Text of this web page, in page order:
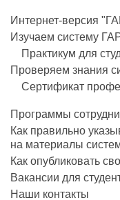
Интернет-версия
Изучаем систему
Практикум для
Проверяем знания
Сертификат
Программы
Как правильно
на материалы
Как опубликовать
Вакансии для
Наши контакты